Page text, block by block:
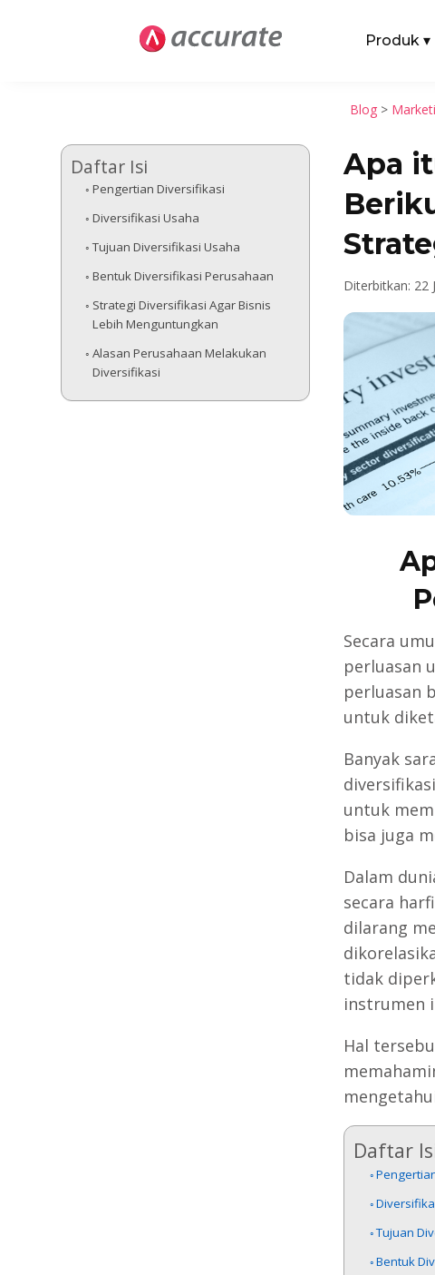
Produk ▾
Blog >
Daftar Isi
Pengertian Diversifikasi
Diversifikasi Usaha
Tujuan Diversifikasi Usaha
Bentuk Diversifikasi Perusahaan
Strategi Diversifikasi Agar Bisnis
Lebih Menguntungkan
Alasan Perusahaan Melakukan
Diversifikasi
Apa
Diterbitkan: 22
Secara
perluasan
perluasan
untuk
Banyak
untuk
bisa juga
Dalam
secara
dilarang
tidak
instrumen
Hal
Daftar
Tujuan
Bentuk